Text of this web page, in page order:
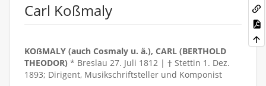
Carl Koßmaly
KOẞMALY (auch Cosmaly u. ä.), CARL (BERTHOLD
THEODOR) * Breslau 27. Juli 1812 | † Stettin 1. Dez.
1893; Dirigent, Musikschriftsteller und Komponist